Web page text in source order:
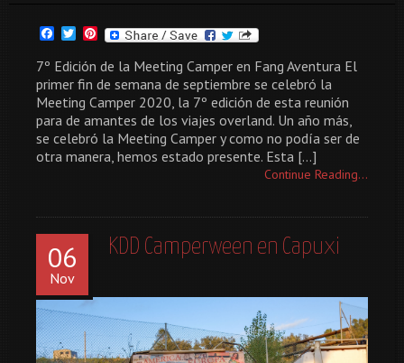
Facebook
TwitterPinterest
7º Edición de la Meeting Camper en Fang Aventura El
primer fin de semana de septiembre se celebró la
Meeting Camper 2020, la 7º edición de esta reunión
para de amantes de los viajes overland. Un año más,
se celebró la Meeting Camper y como no podía ser de
otra manera, hemos estado presente. Esta […]
Continue Reading...
06
Nov
KDD Camperween en Capuxi